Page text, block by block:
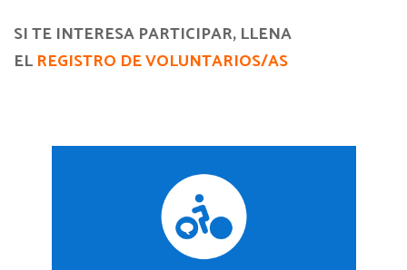
SI TE INTERESA PARTICIPAR, LLENA
EL REGISTRO DE VOLUNTARIOS/AS